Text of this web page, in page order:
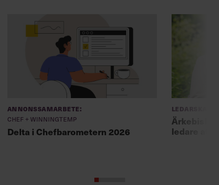
Annonssamarbete:
Chef + Winningtemp
Delta i Chefbarometern 2026
Ledarskap
ledare att